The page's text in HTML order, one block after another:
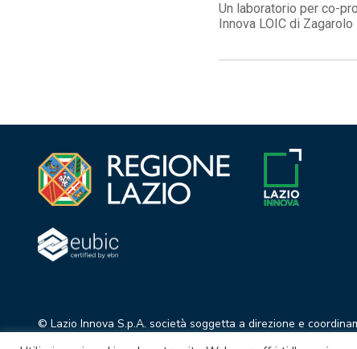
Un laboratorio per co-
Innova LOIC di Zagarolo
© Lazio Innova S.p.A. società soggetta a direzione e